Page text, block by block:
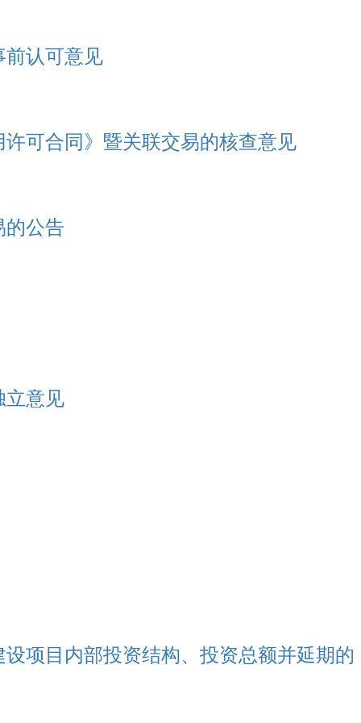
认可意见
可合同》暨关联交易的核查意见
公告
立意见
项目内部投资结构、投资总额并延期的